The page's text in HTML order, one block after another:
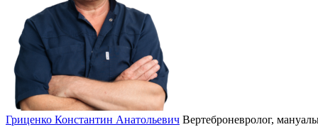
Гриценко Константин Анатольевич Вертеброневролог,